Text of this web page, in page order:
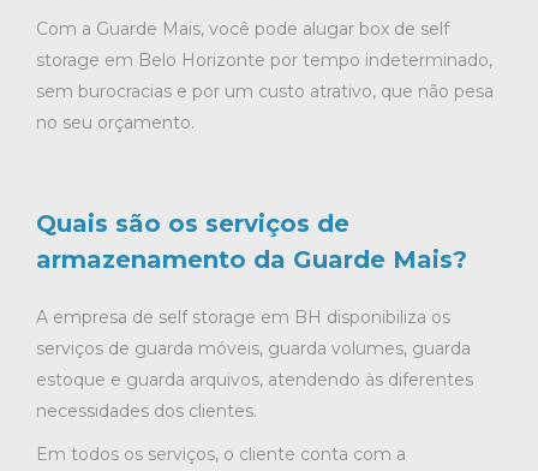
Com a Guarde Mais, você pode alugar box de self
storage em Belo Horizonte por tempo indeterminado,
sem burocracias e por um custo atrativo, que não pesa
no seu orçamento.
Quais são os serviços de
armazenamento da Guarde Mais?
A empresa de self storage em BH disponibiliza os
serviços de guarda móveis, guarda volumes, guarda
estoque e guarda arquivos, atendendo às diferentes
necessidades dos clientes.
Em todos os serviços, o cliente conta com a